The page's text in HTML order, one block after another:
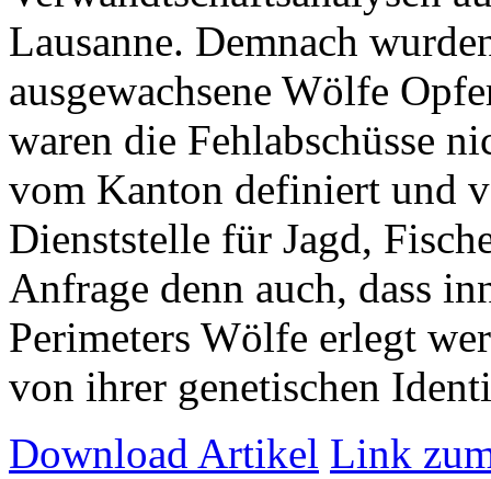
Lausanne. Demnach
ausgewachsene Wölfe
waren die Fehlabschüsse
vom Kanton definiert und
Dienststelle für Jagd,
Anfrage denn auch, dass
Perimeters Wölfe erlegt
von ihrer genetischen
Download Artikel Link